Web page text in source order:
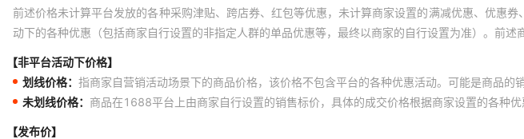
前述价格未计算平台发放的各种采购津贴、跨店券、红包等优惠，未计算商家设置的满减优惠、优惠
动下的各种优惠（包括商家自行设置的非指定人群的单品优惠等，最终以商家的自行设置为准）。前
【非平台活动下价格】
划线价格： 指商家自营销活动场景下的商品价格，该价格不包含平台的各种优惠活动。可能是商品的
未划线价格： 商品在1688平台上由商家自行设置的销售标价，具体的成交价格根据商家设置的各种优
【发布价】